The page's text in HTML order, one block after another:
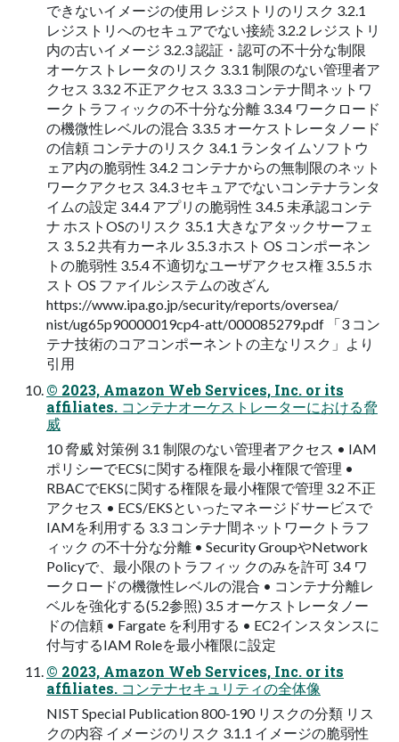
できないイメージの使用 レジストリのリスク 3.2.1
レジストリへのセキュアでない接続 3.2.2 レジストリ
内の古いイメージ 3.2.3 認証・認可の不十分な制限
オーケストレータのリスク 3.3.1 制限のない管理者ア
クセス 3.3.2 不正アクセス 3.3.3 コンテナ間ネットワ
ークトラフィックの不十分な分離 3.3.4 ワークロード
の機微性レベルの混合 3.3.5 オーケストレータノード
の信頼 コンテナのリスク 3.4.1 ランタイムソフトウ
ェア内の脆弱性 3.4.2 コンテナからの無制限のネット
ワークアクセス 3.4.3 セキュアでないコンテナランタ
イムの設定 3.4.4 アプリの脆弱性 3.4.5 未承認コンテ
ナ ホストOSのリスク 3.5.1 大きなアタックサーフェ
ス 3. 5.2 共有カーネル 3.5.3 ホスト OS コンポーネン
トの脆弱性 3.5.4 不適切なユーザアクセス権 3.5.5 ホ
スト OS ファイルシステムの改ざん
https://www.ipa.go.jp/security/reports/oversea/
nist/ug65p90000019cp4-att/000085279.pdf 「3 コン
テナ技術のコアコンポーネントの主なリスク」より
引用
© 2023, Amazon Web Services, Inc. or its
affiliates. コンテナオーケストレーターにおける脅
威
10 脅威 対策例 3.1 制限のない管理者アクセス • IAM
ポリシーでECSに関する権限を最小権限で管理 •
RBACでEKSに関する権限を最小権限で管理 3.2 不正
アクセス • ECS/EKSといったマネージドサービスで
IAMを利用する 3.3 コンテナ間ネットワークトラフ
ィック の不十分な分離 • Security GroupやNetwork
Policyで、最小限のトラフィッ クのみを許可 3.4 ワ
ークロードの機微性レベルの混合 • コンテナ分離レ
ベルを強化する(5.2参照) 3.5 オーケストレータノー
ドの信頼 • Fargate を利用する • EC2インスタンスに
付与するIAM Roleを最小権限に設定
© 2023, Amazon Web Services, Inc. or its
affiliates. コンテナセキュリティの全体像
NIST Special Publication 800-190 リスクの分類 リス
クの内容 イメージのリスク 3.1.1 イメージの脆弱性